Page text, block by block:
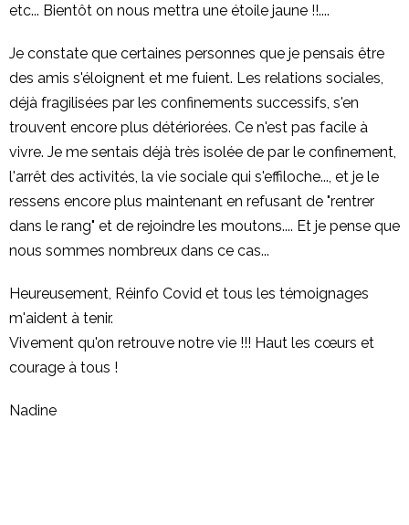
etc... Bientôt on nous mettra une étoile jaune !!....
Je constate que certaines personnes que je pensais être
des amis s'éloignent et me fuient. Les relations sociales,
déjà fragilisées par les confinements successifs, s'en
trouvent encore plus détériorées. Ce n'est pas facile à
vivre. Je me sentais déjà très isolée de par le confinement,
l'arrêt des activités, la vie sociale qui s'effiloche..., et je le
ressens encore plus maintenant en refusant de "rentrer
dans le rang" et de rejoindre les moutons.... Et je pense que
nous sommes nombreux dans ce cas...
Heureusement, Réinfo Covid et tous les témoignages
m'aident à tenir.
Vivement qu'on retrouve notre vie !!! Haut les cœurs et
courage à tous !
Nadine